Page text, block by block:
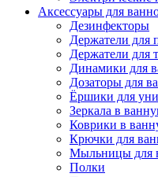
Аксессуары для
Дезинфекторы
Держатели для
Держатели для
Динамики для
Дозаторы для
Ёршики для
Зеркала в
Коврики в
Крючки для
Мыльницы для
Полки